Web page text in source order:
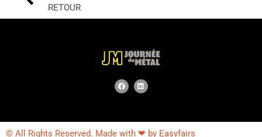
RETOUR
© All Rights Reserved. Made with ❤ by Easyfairs